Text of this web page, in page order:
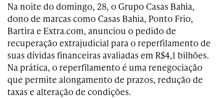
Na noite do domingo, 28, o Grupo Casas Bahia,
dono de marcas como Casas Bahia, Ponto Frio,
Bartira e Extra.com, anunciou o pedido de
recuperação extrajudicial para o reperfilamento de
suas dívidas financeiras avaliadas em R$4,1 bilhões.
Na prática, o reperfilamento é uma renegociação
que permite alongamento de prazos, redução de
taxas e alteração de condições.